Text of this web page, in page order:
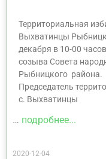
Территориальная
Выхватинцы
декабря в 10-00
созыва Совета
Рыбницкого района.
Председатель
с. Выхватинцы
… подробнее...
2020-12-04